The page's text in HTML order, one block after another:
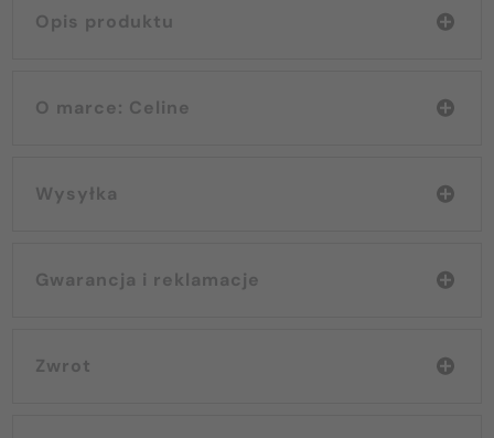
Opis produktu
O marce: Celine
Wysyłka
Gwarancja i reklamacje
Zwrot